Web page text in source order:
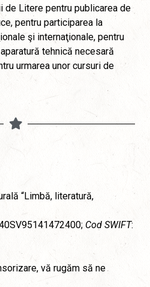
de Litere pentru publicarea de
pentru participarea la
şi internaţionale, pentru
tehnică necesară
urmarea unor cursuri de
“Limbă, literatură,
Cod SWIFT:
vă rugăm să ne